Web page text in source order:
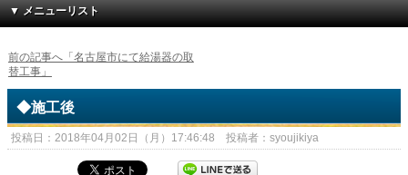
▼ メニューリスト
前の記事へ「名古屋市にて給湯器の取
替工事」
◆施工後
投稿日：2018年04月02日（月）17:46:48 投稿者：syoujikiya